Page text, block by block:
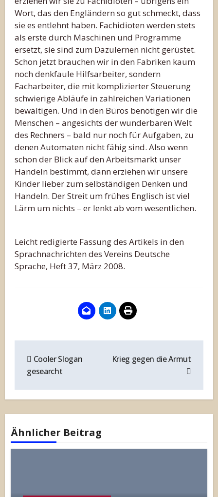
Wort, das den Engländern so gut schmeckt, dass
sie es entlehnt haben. Fachidioten werden stets
als erste durch Maschinen und Programme
ersetzt, sie sind zum Dazulernen nicht gerüstet.
Schon jetzt brauchen wir in den Fabriken kaum
noch denkfaule Hilfsarbeiter, sondern
Facharbeiter, die mit komplizierter Steuerung
schwierige Abläufe in zahlreichen Variationen
bewältigen. Und in den Büros benötigen wir die
Menschen – angesichts der wunderbaren Welt
des Rechners – bald nur noch für Aufgaben, zu
denen Automaten nicht fähig sind. Also wenn
schon der Blick auf den Arbeitsmarkt unser
Handeln bestimmt, dann erziehen wir unsere
Kinder lieber zum selbständigen Denken und
Handeln. Der Streit um frühes Englisch ist viel
Lärm um nichts – er lenkt ab vom wesentlichen.
Leicht redigierte Fassung des Artikels in den
Sprachnachrichten des Vereins Deutsche
Sprache, Heft 37, März 2008.
Cooler Slogan
gesearcht
Krieg gegen die Armut
Ähnlicher Beitrag